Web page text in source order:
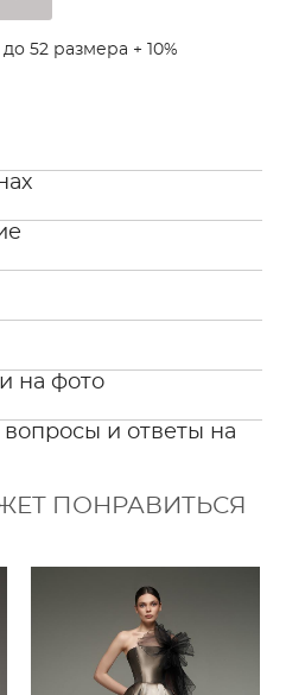
52 размера + 10%
на фото
и ответы на
ПОНРАВИТЬСЯ